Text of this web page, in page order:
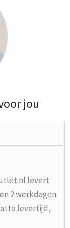
jou
levert
2 werkdagen
levertijd,